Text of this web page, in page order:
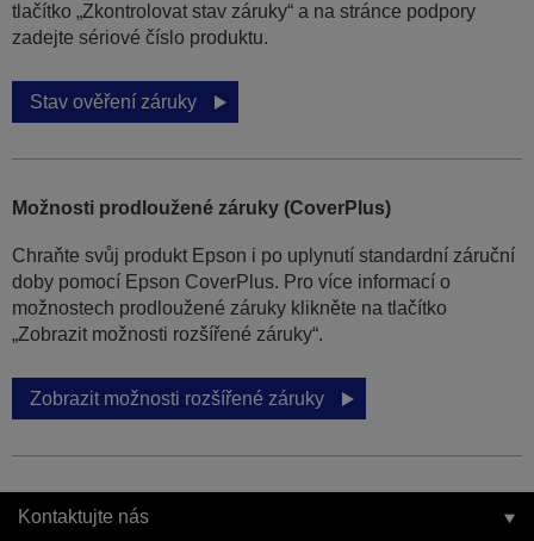
tlačítko „Zkontrolovat stav záruky“ a na stránce podpory
zadejte sériové číslo produktu.
Stav ověření záruky
Možnosti prodloužené záruky (CoverPlus)
Chraňte svůj produkt Epson i po uplynutí standardní záruční
doby pomocí Epson CoverPlus. Pro více informací o
možnostech prodloužené záruky klikněte na tlačítko
„Zobrazit možnosti rozšířené záruky“.
Zobrazit možnosti rozšířené záruky
Kontaktujte nás